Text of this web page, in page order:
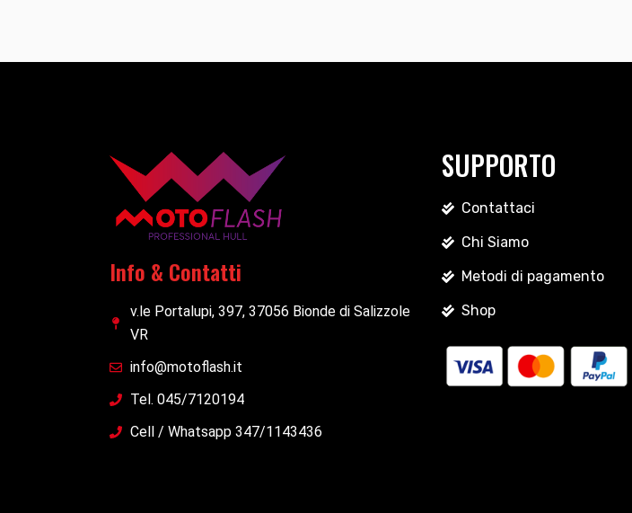
Info & Contatti
v.le Portalupi, 397, 37056 Bionde di Salizzole
VR
info@motoflash.it
Tel. 045/7120194
Cell / Whatsapp 347/1143436
SUPPORTO
Contattaci
Chi Siamo
Metodi di pagamento
Shop